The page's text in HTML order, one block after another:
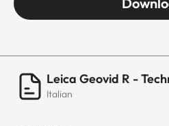
Leica Geovid R -
Italian